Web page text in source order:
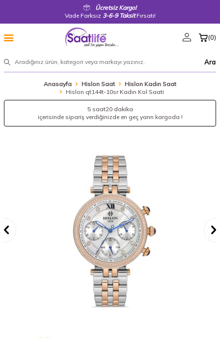
Ücretsiz Kargo!
Vade Farksız 3-6-9 TaksitFırsatı!
Ara
(0)
Anasayfa Hislon Saat
Hislon Kadın Saat
Hislon qt144t-10sr Kadın Kol Saati
5 saat20 dakika
içerisinde sipariş verdiğinizde en geç yarın kargoda !